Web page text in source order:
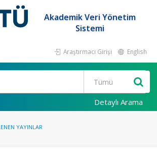
Akademik Veri Yönetim
Sistemi
Araştırmacı Girişi English
Detaylı Arama
YAYINLAR